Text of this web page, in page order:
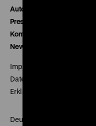
Autor*innen
Presse
Kontakt
Newsletter
Impressum
Datenschutz
Erklärung digitale
Deutsches Historisches